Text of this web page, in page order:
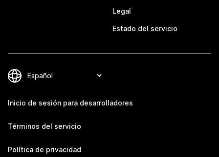
Legal
Estado del servicio
Inicio de sesión para desarrolladores
Términos del servicio
Política de privacidad